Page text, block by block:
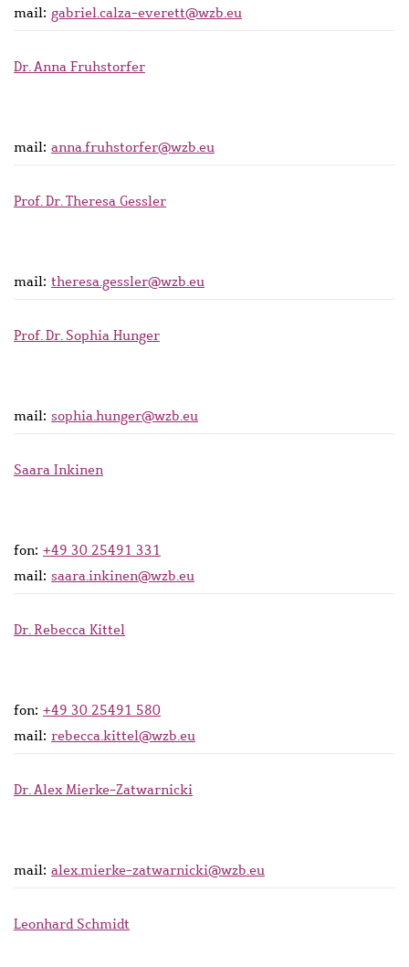
mail: gabriel.calza-everett@wzb.eu
Dr. Anna Fruhstorfer
mail: anna.fruhstorfer@wzb.eu
Prof. Dr. Theresa Gessler
mail: theresa.gessler@wzb.eu
Prof. Dr. Sophia Hunger
mail: sophia.hunger@wzb.eu
Saara Inkinen
fon: +49 30 25491 331
mail: saara.inkinen@wzb.eu
Dr. Rebecca Kittel
fon: +49 30 25491 580
mail: rebecca.kittel@wzb.eu
Dr. Alex Mierke-Zatwarnicki
mail: alex.mierke-zatwarnicki@wzb.eu
Leonhard Schmidt